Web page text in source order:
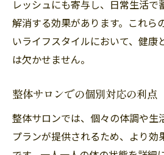
レッシュにも寄与し、日常生活で
解消する効果があります。これら
いライフスタイルにおいて、健康
は欠かせません。
整体サロンでの個別対応の利点
整体サロンでは、個々の体調や生
プランが提供されるため、より効